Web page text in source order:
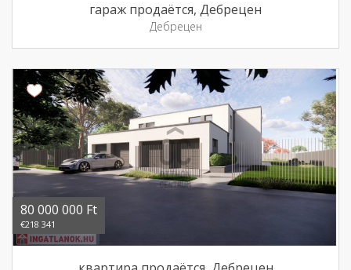
гараж продаётся, Дебрецен
Дебрецен
80 000 000 Ft
€218 341